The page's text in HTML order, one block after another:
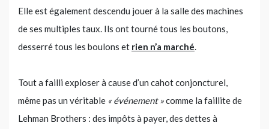
Elle est également descendu jouer à la salle des machines
de ses multiples taux. Ils ont tourné tous les boutons,
desserré tous les boulons et rien n’a marché.
Tout a failli exploser à cause d’un cahot conjoncturel,
même pas un véritable « événement »comme la faillite de
Lehman Brothers : des impôts à payer, des dettes à